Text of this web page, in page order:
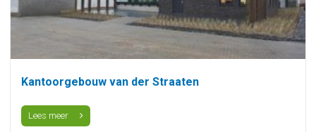
Kantoorgebouw van der Straaten
Lees meer